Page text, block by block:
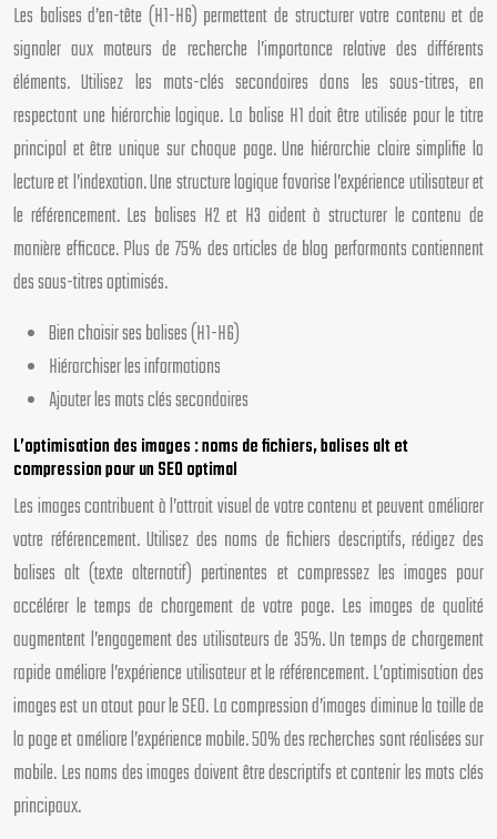
Les balises d’en-tête (H1-H6) permettent de structurer votre contenu et de
signaler aux moteurs de recherche l’importance relative des différents
éléments. Utilisez les mots-clés secondaires dans les sous-titres, en
respectant une hiérarchie logique. La balise H1 doit être utilisée pour le titre
principal et être unique sur chaque page. Une hiérarchie claire simplifie la
lecture et l’indexation. Une structure logique favorise l’expérience utilisateur et
le référencement. Les balises H2 et H3 aident à structurer le contenu de
manière efficace. Plus de 75% des articles de blog performants contiennent
des sous-titres optimisés.
Bien choisir ses balises (H1-H6)
Hiérarchiser les informations
Ajouter les mots clés secondaires
L’optimisation des images : noms de fichiers, balises alt et
compression pour un SEO optimal
Les images contribuent à l’attrait visuel de votre contenu et peuvent améliorer
votre référencement. Utilisez des noms de fichiers descriptifs, rédigez des
balises alt (texte alternatif) pertinentes et compressez les images pour
accélérer le temps de chargement de votre page. Les images de qualité
augmentent l’engagement des utilisateurs de 35%. Un temps de chargement
rapide améliore l’expérience utilisateur et le référencement. L’optimisation des
images est un atout pour le SEO. La compression d’images diminue la taille de
la page et améliore l’expérience mobile. 50% des recherches sont réalisées sur
mobile. Les noms des images doivent être descriptifs et contenir les mots clés
principaux.